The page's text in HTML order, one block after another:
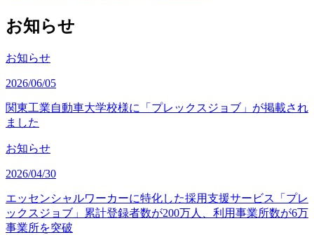
お知らせ
お知らせ
2026/06/05
関東工業自動車大学校様に「プレックスジョブ」が掲載され
ました
お知らせ
2026/04/30
エッセンシャルワーカーに特化した採用支援サービス「プレ
ックスジョブ」累計登録者数が200万人、利用事業所数が6万
事業所を突破